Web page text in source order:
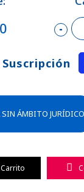
-
SIN ÁMBITO JURÍDICO